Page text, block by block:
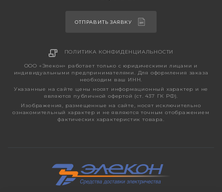
ОТПРАВИТЬ ЗАЯВКУ
ПОЛИТИКА КОНФИДЕНЦИАЛЬНОСТИ
ООО «Элекон» работает только с юридическими лицами и
индивидуальными предпринимателями. Для оформления заказа
необходим ваш ИНН.
Указанные на сайте цены носят информационный характер и не
являются публичной офертой (ст. 437 ГК РФ).
Изображения, размещенные на сайте, носят исключительно
ознакомительный характер и не являются точным отображением
фактических характеристик товара.